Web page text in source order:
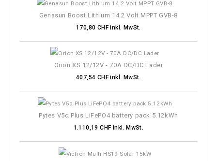
Stecker (In / Out)
Genasun Boost Lithium 14.2 Volt MPPT GVB-8
170,80 CHF inkl. MwSt.
Orion XS 12/12V - 70A DC/DC Lader
407,54 CHF inkl. MwSt.
Pytes V5α Plus LiFePO4 battery pack 5.12kWh
1.110,19 CHF inkl. MwSt.